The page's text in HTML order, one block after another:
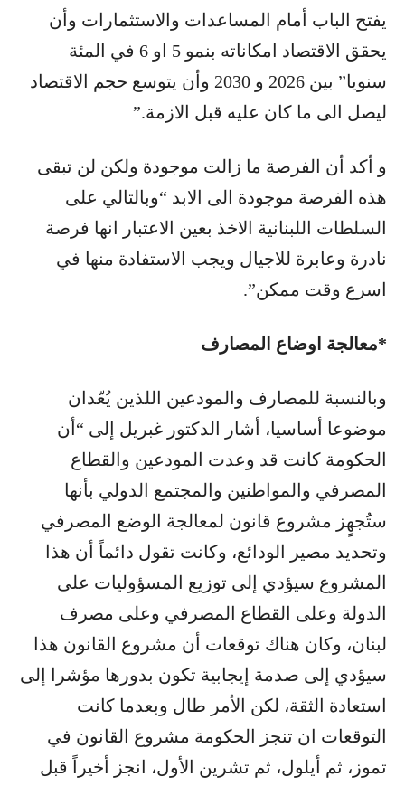
يفتح الباب أمام المساعدات والاستثمارات وأن
يحقق الاقتصاد امكاناته بنمو 5 او 6 في المئة
سنويا” بين 2026 و 2030 وأن يتوسع حجم الاقتصاد
ليصل الى ما كان عليه قبل الازمة.”
و أكد أن الفرصة ما زالت موجودة ولكن لن تبقى
هذه الفرصة موجودة الى الابد “وبالتالي على
السلطات اللبنانية الاخذ بعين الاعتبار انها فرصة
نادرة وعابرة للاجيال ويجب الاستفادة منها في
اسرع وقت ممكن”.
*معالجة اوضاع المصارف
وبالنسبة للمصارف والمودعين اللذين يُعّدان
موضوعا أساسيا، أشار الدكتور غبريل إلى “أن
الحكومة كانت قد وعدت المودعين والقطاع
المصرفي والمواطنين والمجتمع الدولي بأنها
ستُجهٍز مشروع قانون لمعالجة الوضع المصرفي
وتحديد مصير الودائع، وكانت تقول دائماً أن هذا
المشروع سيؤدي إلى توزيع المسؤوليات على
الدولة وعلى القطاع المصرفي وعلى مصرف
لبنان، وكان هناك توقعات أن مشروع القانون هذا
سيؤدي إلى صدمة إيجابية تكون بدورها مؤشرا إلى
استعادة الثقة، لكن الأمر طال وبعدما كانت
التوقعات ان تنجز الحكومة مشروع القانون في
تموز، ثم أيلول، ثم تشرين الأول، انجز أخيراً قبل